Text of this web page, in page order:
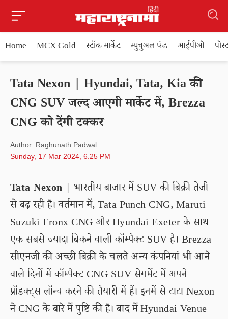
Home MCX Gold स्टॉक मार्केट म्युचुअल फंड आईपीओ
Tata Nexon | Hyundai, Tata, Kia की
CNG SUV जल्द आएगी मार्केट में, Brezza
CNG को देंगी टक्कर
Author: Raghunath Padwal
Sunday, 17 Mar 2024, 6.25 PM
Tata Nexon | भारतीय बाजार में SUV की बिक्री तेजी
से बढ़ रही है। वर्तमान में, Tata Punch CNG, Maruti
Suzuki Fronx CNG और Hyundai Exeter के साथ
एक सबसे ज्यादा बिकने वाली कॉम्पैक्ट SUV है। Brezza
सीएनजी की अच्छी बिक्री के चलते अन्य कंपनियां भी आने
वाले दिनों में कॉम्पैक्ट CNG SUV सेगमेंट में अपने
प्रॉडक्ट्स लॉन्च करने की तैयारी में हैं। इनमें से टाटा Nexon
ने CNG के बारे में पुष्टि की है। बाद में Hyundai Venue